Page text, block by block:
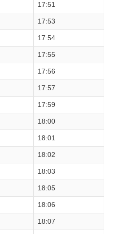
17:51
17:53
17:54
17:55
17:56
17:57
17:59
18:00
18:01
18:02
18:03
18:05
18:06
18:07